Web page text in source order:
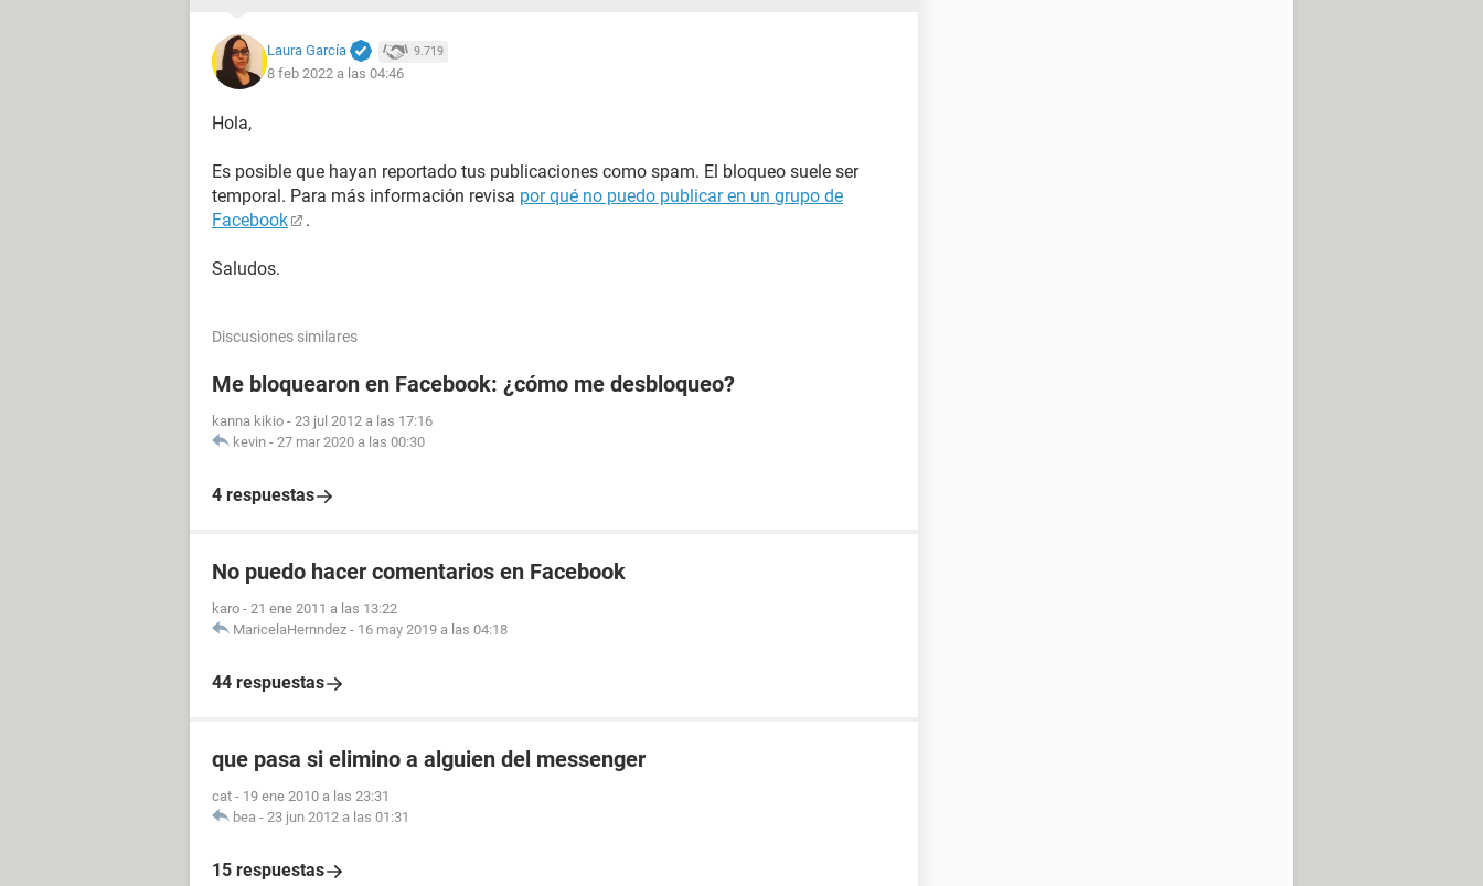
Laura García 9.719
8 feb 2022 a las 04:46
Hola,
Es posible que hayan reportado tus publicaciones como spam. El bloqueo suele ser
temporal. Para más información revisa por qué no puedo publicar en un grupo de
Facebook
.
Saludos.
Discusiones similares
Me bloquearon en Facebook: ¿cómo me desbloqueo?
kanna kikio - 23 jul 2012 a las 17:16
kevin - 27 mar 2020 a las 00:30
4 respuestas
No puedo hacer comentarios en Facebook
karo - 21 ene 2011 a las 13:22
MaricelaHernndez - 16 may 2019 a las 04:18
44 respuestas
que pasa si elimino a alguien del messenger
cat - 19 ene 2010 a las 23:31
bea - 23 jun 2012 a las 01:31
15 respuestas